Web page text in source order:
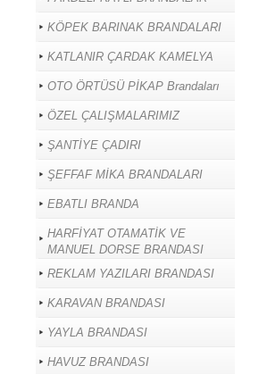
KÖPEK BARINAK BRANDALARI
KATLANIR ÇARDAK KAMELYA
OTO ÖRTÜSÜ PİKAP Brandaları
ÖZEL ÇALIŞMALARIMIZ
ŞANTİYE ÇADIRI
ŞEFFAF MİKA BRANDALARI
EBATLI BRANDA
HARFİYAT OTAMATİK VE
MANUEL DORSE BRANDASI
REKLAM YAZILARI BRANDASI
KARAVAN BRANDASI
YAYLA BRANDASI
HAVUZ BRANDASI